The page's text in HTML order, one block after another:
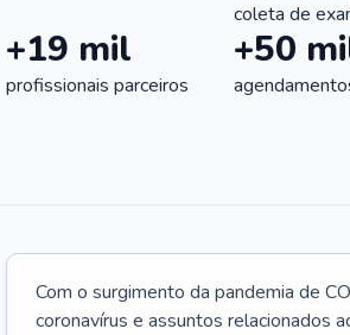
coleta de
+19 mil
profissionais parceiros
+50
Com o surgimento da pandemia de
coronavírus e assuntos relacionados